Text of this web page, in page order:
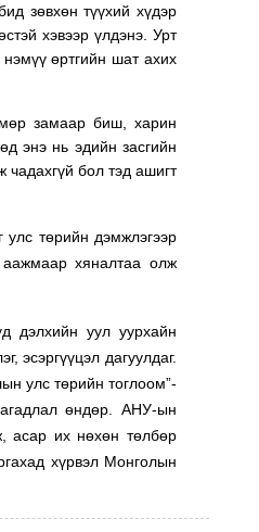
зөвхөн түүхий хүдэр
хэвээр үлдэнэ. Урт
өртгийн шат ахих
замаар биш, харин
энэ нь эдийн засгийн
бол тэд ашигт
төрийн дэмжлэгээр
аажмаар хяналтаа олж
дэлхийн уул уурхайн
эсэргүүцэл дагуулдаг.
улс төрийн тоглоом”-
өндөр. АНУ-ын
асар их нөхөн төлбөр
хүрвэл Монголын